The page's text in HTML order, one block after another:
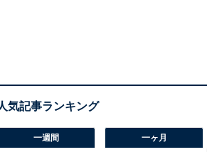
一週間 一ヶ月